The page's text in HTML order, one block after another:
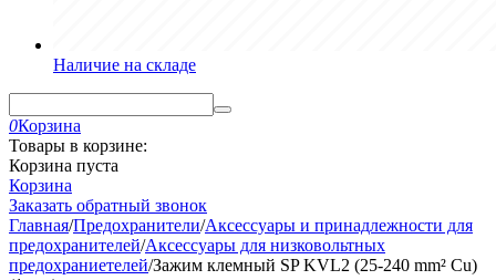
Наличие на складе
0Корзина
Товары в корзине:
Корзина пуста
Корзина
Заказать обратный звонок
Главная/Предохранители/Аксессуары и принадлежности для
предохранителей/Аксессуары для низковольтных
предохраниетелей/Зажим клемный SP KVL2 (25-240 mm² Cu)